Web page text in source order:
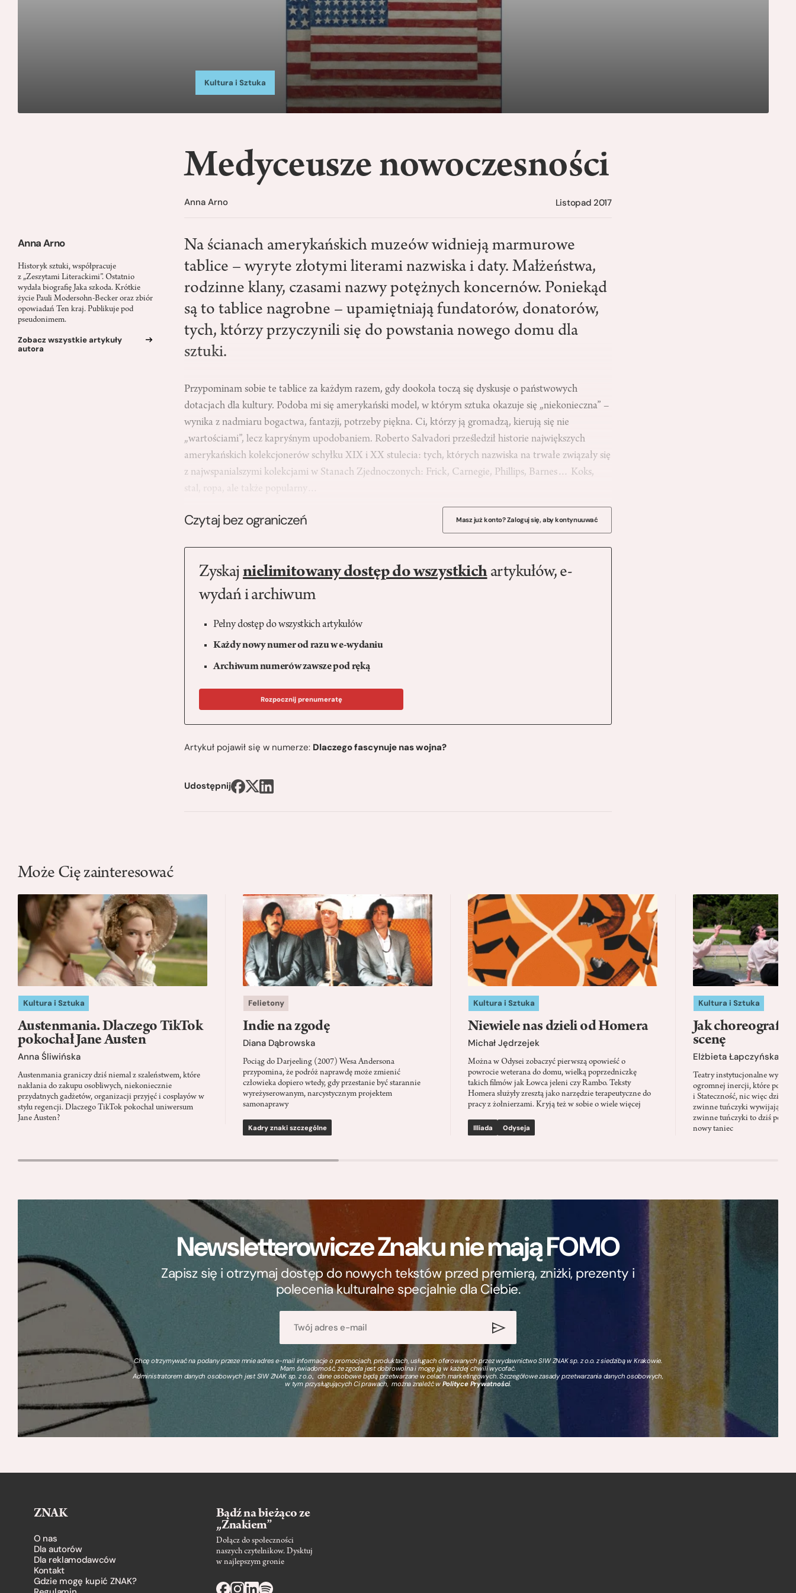
Kultura i Sztuka
Anna Arno
Historyk sztuki, współpracuje
z „Zeszytami Literackimi”. Ostatnio
wydała biografię Jaka szkoda. Krótkie
życie Pauli Modersohn-Becker oraz zbiór
opowiadań Ten kraj. Publikuje pod
pseudonimem.
Zobacz wszystkie artykuły
autora
Medyceusze nowoczesności
Anna Arno Listopad 2017
Na ścianach amerykańskich muzeów widnieją marmurowe
tablice – wyryte złotymi literami nazwiska i daty. Małżeństwa,
rodzinne klany, czasami nazwy potężnych koncernów. Poniekąd
są to tablice nagrobne – upamiętniają fundatorów, donatorów,
tych, którzy przyczynili się do powstania nowego domu dla
sztuki.
Przypominam sobie te tablice za każdym razem, gdy dookoła toczą się dyskusje o państwowych
dotacjach dla kultury. Podoba mi się amerykański model, w którym sztuka okazuje się „nieko­nieczna” –
wynika z nadmiaru bogactwa, fantazji, potrzeby piękna. Ci, którzy ją gromadzą, kierują się nie
„wartościami”, lecz kapryśnym upodobaniem. Roberto Salvadori prześledził historie największych
amery­kańskich kolekcjonerów schyłku XIX i XX stulecia: tych, których nazwiska na trwałe związały się
z najwspanialszymi kolekcjami w Stanach Zjedno­czonych: Frick, Carnegie, Phillips, Barnes… Koks,
stal, ropa, ale także popu­larny…
Czytaj bez ograniczeń Masz już konto? Zaloguj się, aby kontynuuwać
Zyskaj nielimitowany dostęp do wszystkichartykułów, e-
wydań i archiwum
Pełny dostęp do wszystkich artykułów
Każdy nowy numer od razu w e-wydaniu
Archiwum numerów zawsze pod ręką
Rozpocznij prenumeratę
Artykuł pojawił się w numerze: Dlaczego fascynuje nas wojna?
Udostępnij
Może Cię zainteresować
Kultura i Sztuka
Austenmania. Dlaczego TikTok
pokochał Jane Austen
Anna Śliwińska
Austenmania graniczy dziś niemal z szaleństwem, które
nakłania do zakupu osobliwych, niekoniecznie
przydatnych gadżetów, organizacji przyjęć i cosplayów w
stylu regencji. Dlaczego TikTok pokochał uniwersum
Jane Austen?
Felietony
Indie na zgodę
Diana Dąbrowska
Pociąg do Darjeeling (2007) Wesa Andersona
przypomina, że podróż naprawdę może zmienić
człowieka dopiero wtedy, gdy przestanie być starannie
wyreżyserowanym, narcystycznym projektem
samonaprawy
Kadry znaki szczególne
Kultura i Sztuka
Niewiele nas dzieli od Homera
Michał Jędrzejek
Można w Odysei zobaczyć pierwszą opowieść o
powrocie weterana do domu, wielką poprzedniczkę
takich filmów jak Łowca jeleni czy Rambo. Teksty
Homera służyły zresztą jako narzędzie terapeutyczne do
pracy z żołnierzami. Kryją też w sobie o wiele więcej
Illiada Odyseja
Kultura i Sztuka
Jak
scenę
Elżbieta Łapczyńska
Teatry instytucjonalne
ogromnej inercji, które ponad
i Stateczność, nic więc
zwinne tuńczyki wywijają
zwinne tuńczyki to dziś
nowy taniec
Newsletterowicze Znaku nie mają FOMO
Zapisz się i otrzymaj dostęp do nowych tekstów przed premierą, zniżki, prezenty i
polecenia kulturalne specjalnie dla Ciebie.
Chcę otrzymywać na podany przeze mnie adres e-mail informacje o promocjach, produktach, usługach oferowanych przez wydawnictwo SIW ZNAK sp. z o.o. z siedzibą w Krakowie.
Mam świadomość, że zgoda jest dobrowolna i mogę ją w każdej chwili wycofać.
Administratorem danych osobowych jest SIW ZNAK sp. z o.o., dane osobowe będą przetwarzane w celach marketingowych. Szczegółowe zasady przetwarzania danych osobowych,
w tym przysługujących Ci prawach, można znaleźć wPolityce Prywatności.
ZNAK
O nas
Dla autorów
Dla reklamodawców
Kontakt
Gdzie mogę kupić ZNAK?
Bądź na bieżąco ze
„Znakiem”
Dołącz do społeczności
naszych czytelnikow. Dysktuj
w najlepszym gronie